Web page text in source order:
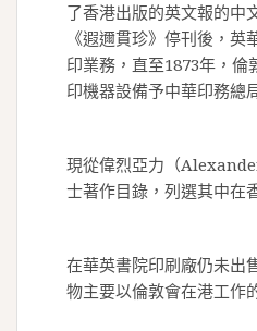
了香港出版的英文報的中
《遐邇貫珍》停刊後，
印業務，直至1873年，倫
印機器設備予中華印務總
現從偉烈亞力（
士著作目錄，列選其中在
在華英書院印刷廠仍未出
物主要以倫敦會在港工作